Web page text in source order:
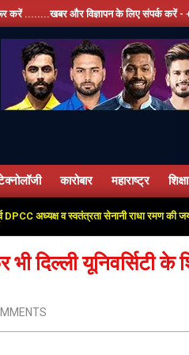
के लिए संपर्क करें - + 91
Primary
Navigation
कारोबार महाराष्ट्र शिक्षा
व स्वतंत्रता सेनानी राधा रमण की जयंती पर
दिल्ली यूनिवर्सिटी के